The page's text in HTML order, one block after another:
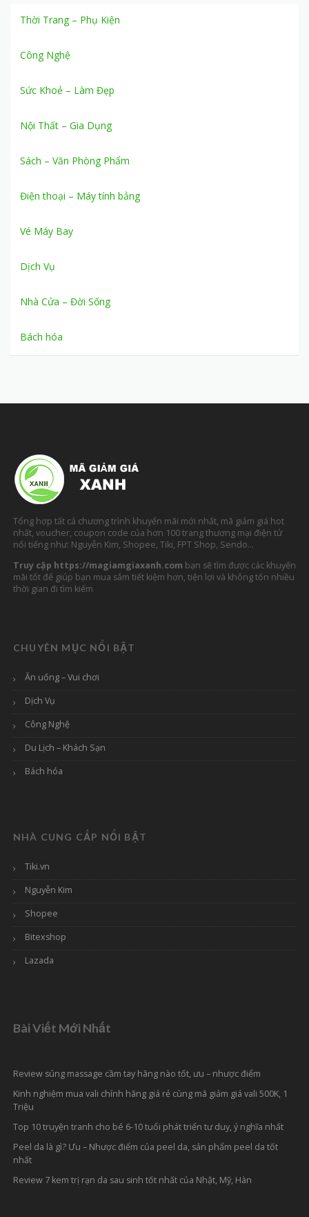
Thời Trang – Phụ Kiện
Công Nghệ
Sức Khoẻ – Làm Đẹp
Nội Thất – Gia Dụng
Sách – Văn Phòng Phẩm
Điện thoại – Máy tính bảng
Vé Máy Bay
Dịch Vụ
Nhà Cửa – Đời Sống
Bách hóa
Tổng hợp tất cả chương trình khuyến mãi mới nhất, mã giảm giá hot
nhất, voucher, coupon code của hơn 100 trang thương mại điện tử
nổi tiếng như: Nguyễn Kim, Shopee, Tiki, FPT Shop, Sendo…
Truy cập https://magiamgiaxanh.com bạn sẽ tìm được các khuyến
mãi tốt để giúp bạn mua sắm tiết kiệm hơn, tiện lợi và không tốn nhiều
thời gian đi tìm kiếm
CHUYÊN MỤC NỔI BẬT
Ăn uống – Vui chơi
Dịch Vụ
Công Nghệ
Du Lịch – Khách Sạn
Bách hóa
NHÀ CUNG CẤP NỔI BẬT
Tiki.vn
Nguyễn Kim
Shopee
Bitexshop
Lazada
Bài Viết Mới Nhất
Review súng massage cầm tay hãng nào tốt, ưu – nhược điểm
Kinh nghiệm mua vali chính hãng giá rẻ cùng mã giảm giá vali 500K, 1
Triệu
Top 10 truyện tranh cho bé 6-10 tuổi phát triển tư duy, ý nghĩa nhất
Peel da là gì? Ưu – Nhược điểm của peel da, sản phẩm peel da tốt
nhất
Review 7 kem trị rạn da sau sinh tốt nhất của Nhật, Mỹ, Hàn